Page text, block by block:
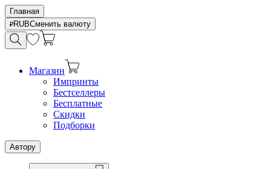
Главная
RUBСменить валюту
Магазин
Импринты
Бестселлеры
Бесплатные
Скидки
Подборки
Автору